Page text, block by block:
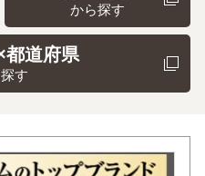
から探す
都道府県
す